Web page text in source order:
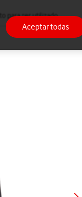
para ser utilizado.
Aceptar todas